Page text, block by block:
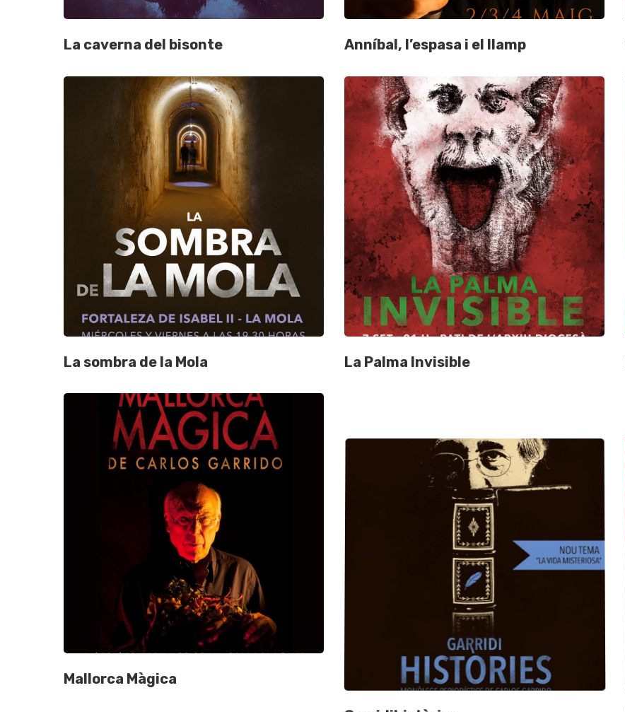
La caverna del bisonte Anníbal, l’espasa i el llamp
La sombra de la Mola La Palma Invisible
Mallorca Màgica Garridihistòries